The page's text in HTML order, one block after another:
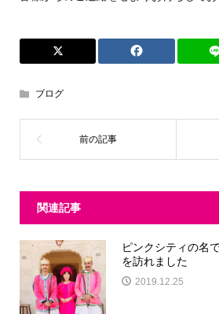
ブログ
関連記事
ピンクシティの名
を訪れました
2019.12.25